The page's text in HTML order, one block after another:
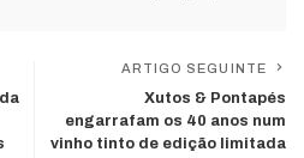
ARTIGO SEGUINTE
Xutos & Pontapés
engarrafam os 40 anos num
vinho tinto de edição limitada